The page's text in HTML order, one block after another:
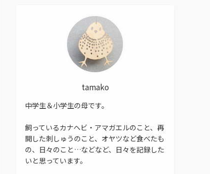
tamako
中学生＆小学生の母です。
飼っているカナヘビ・アマガエルのこと、再
開した刺しゅうのこと、オヤツなど食べたも
の、日々のこと…などなど、日々を記録した
いと思っています。